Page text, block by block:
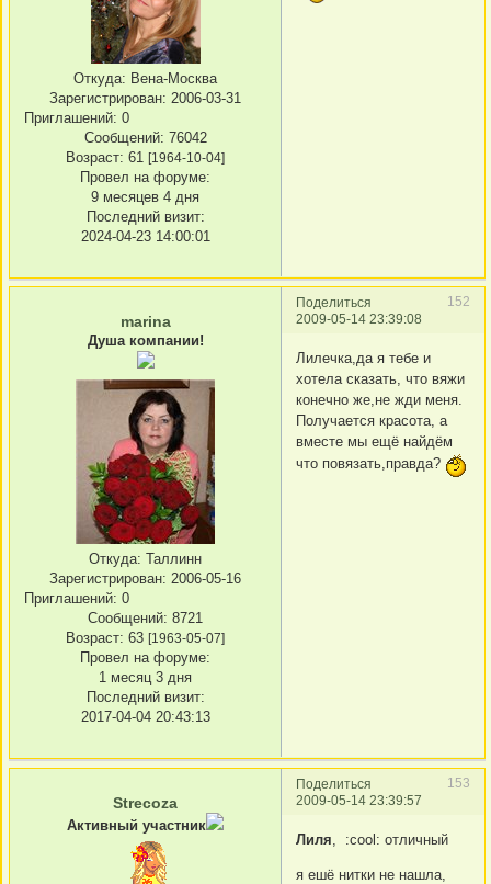
Откуда: Вена-Москва
Зарегистрирован: 2006-03-31
Приглашений: 0
Сообщений: 76042
Возраст: 61 [1964-10-04]
Провел на форуме:
9 месяцев 4 дня
Последний визит:
2024-04-23 14:00:01
Поделиться
152
2009-05-14 23:39:08
marina
Душа компании!
Откуда: Таллинн
Зарегистрирован: 2006-05-16
Приглашений: 0
Сообщений: 8721
Возраст: 63 [1963-05-07]
Провел на форуме:
1 месяц 3 дня
Последний визит:
2017-04-04 20:43:13
Лилечка,да я тебе и
хотела сказать, что вяжи
конечно же,не жди меня.
Получается красота, а
вместе мы ещё найдём
что повязать,правда?
Поделиться
153
2009-05-14 23:39:57
Strecoza
Активный участник
Лиля , :cool: отличный
я ешё нитки не нашла,